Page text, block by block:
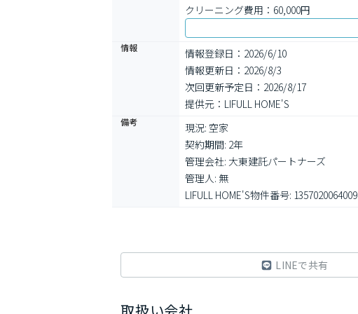
クリーニング費用：60,000円
情報
情報登録日：2026/6/10
情報更新日：2026/8/3
次回更新予定日：2026/8/17
提供元：LIFULL HOME'S
備考
現況: 空家
契約期間: 2年
管理会社: 大東建託パートナーズ
管理人: 無
LIFULL HOME'S物件番号: 1357020064009
LINEで共有